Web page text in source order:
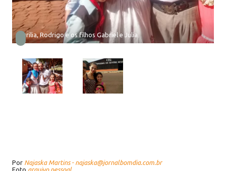
Marilia, Rodrigo e os filhos Gabriel e Julia
Por Najaska Martins - najaska@jornalbomdia.com.br
Foto arquivo pessoal